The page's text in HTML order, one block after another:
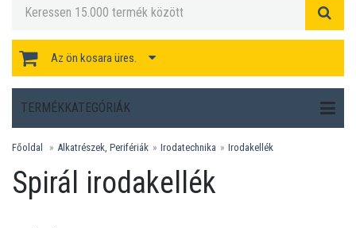
Az ön kosara üres.
TERMÉKKATEGÓRIÁK
Főoldal Alkatrészek, Perifériák Irodatechnika Irodakellék
Spirál irodakellék